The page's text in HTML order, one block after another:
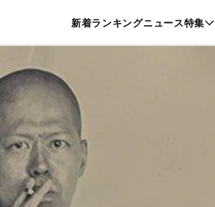
新着ランキングニュース特集
暮らし スポーツ ヘルスケア